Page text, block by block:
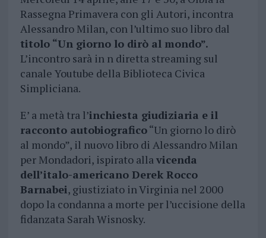
Rassegna Primavera con gli Autori, incontra
Alessandro Milan, con l’ultimo suo libro dal
titolo “Un giorno lo dirò al mondo”.
L’incontro sarà in n diretta streaming sul
canale Youtube della Biblioteca Civica
Simpliciana.
E’ a metà tra l’inchiesta giudiziaria e il
racconto autobiografico“Un giorno lo dirò
al mondo”, il nuovo libro di Alessandro Milan
per Mondadori, ispirato allavicenda
dell’italo-americano Derek Rocco
Barnabei, giustiziato in Virginia nel 2000
dopo la condanna a morte per l’uccisione della
fidanzata Sarah Wisnosky.